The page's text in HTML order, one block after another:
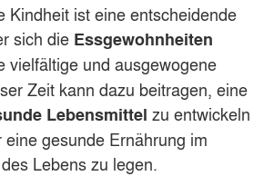
Kindheit ist eine entscheidende
sich die Essgewohnheiten
vielfältige und ausgewogene
Zeit kann dazu beitragen, eine
Lebensmittel zu entwickeln
gesunde Ernährung im
Lebens zu legen.